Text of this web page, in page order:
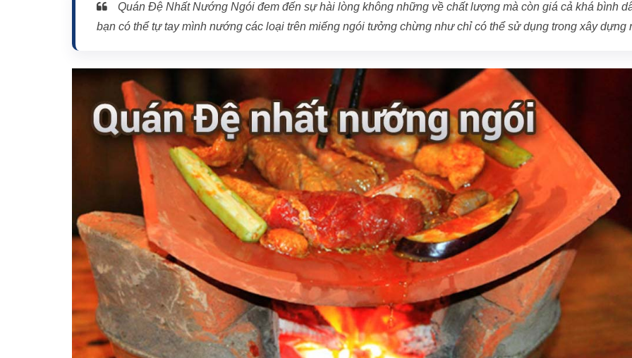
Quán Đệ Nhất Nướng Ngói đem đến sự hài lòng không những về chất lượng mà còn giá cả khá bình
bạn có thể tự tay mình nướng các loại trên miếng ngói tưởng chừng như chỉ có thể sử dụng trong xây dựng
Vị trí trên bản đồ